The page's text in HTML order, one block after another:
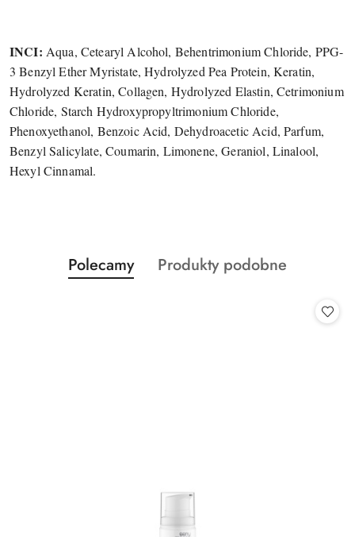
INCI: Aqua, Cetearyl Alcohol, Behentrimonium Chloride, PPG-
3 Benzyl Ether Myristate, Hydrolyzed Pea Protein, Keratin,
Hydrolyzed Keratin, Collagen, Hydrolyzed Elastin, Cetrimonium
Chloride, Starch Hydroxypropyltrimonium Chloride,
Phenoxyethanol, Benzoic Acid, Dehydroacetic Acid, Parfum,
Benzyl Salicylate, Coumarin, Limonene, Geraniol, Linalool,
Hexyl Cinnamal.
Pomiń karuzelę produktów
Produkty
o
Polecamy
Produkty
Produkty podobne